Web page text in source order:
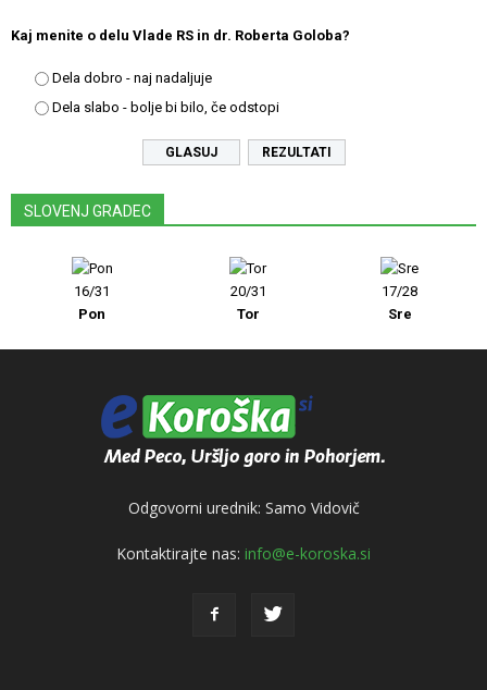
Kaj menite o delu Vlade RS in dr. Roberta Goloba?
Dela dobro - naj nadaljuje
Dela slabo - bolje bi bilo, če odstopi
REZULTATI
SLOVENJ GRADEC
16/31
Pon
20/31
Tor
17/28
Sre
Odgovorni urednik: Samo Vidovič
Kontaktirajte nas: info@e-koroska.si